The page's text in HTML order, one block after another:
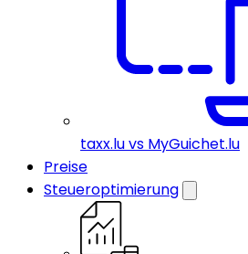
taxx.lu vs MyGuichet.lu
Preise
Steueroptimierung